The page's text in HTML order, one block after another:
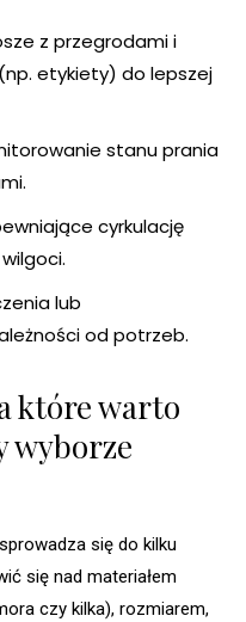
z przegrodami i
etykiety) do lepszej
stanu prania
cyrkulację
lub
od potrzeb.
które warto
wyborze
się do kilku
się nad materiałem
czy kilka), rozmiarem,